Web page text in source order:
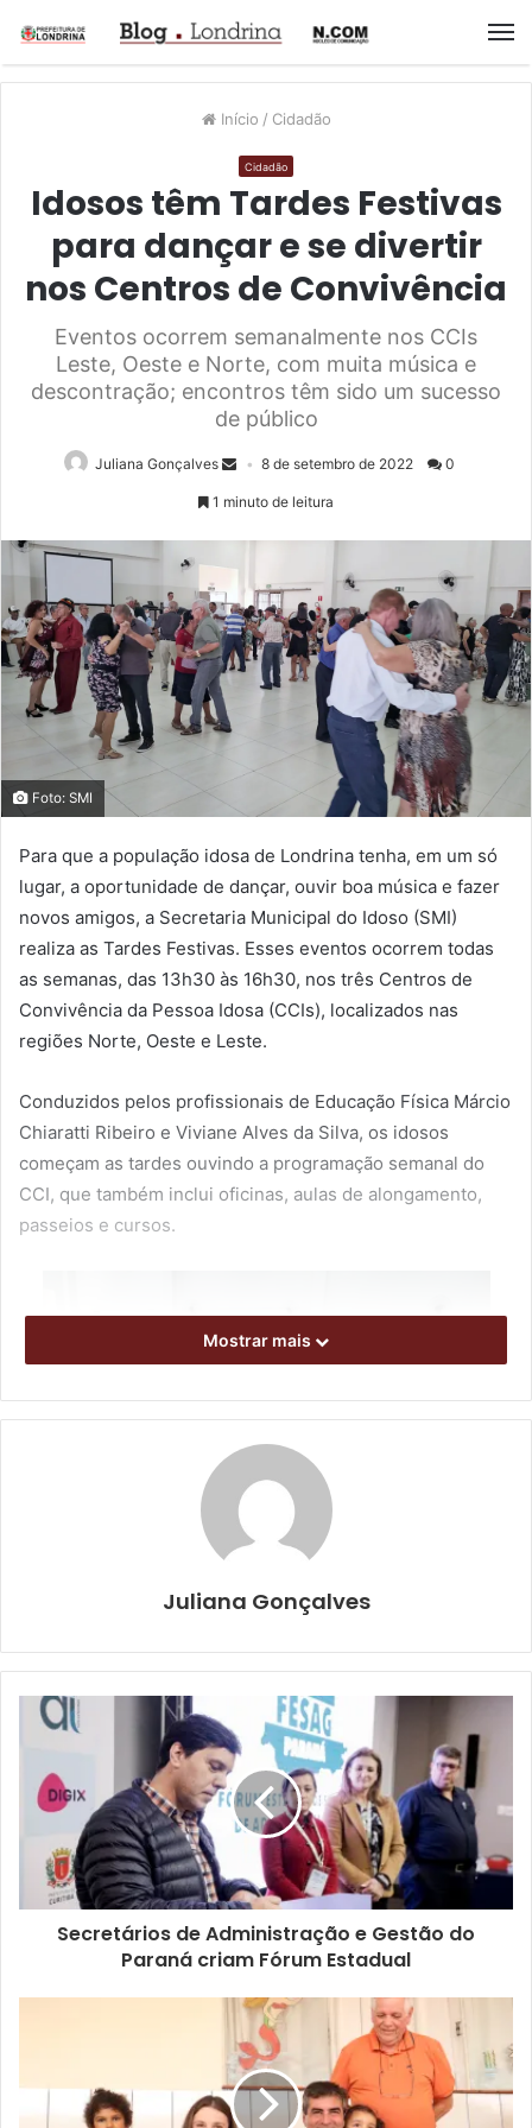
Início / Cidadão
Cidadão
Idosos têm Tardes Festivas
para dançar e se divertir
nos Centros de Convivência
Eventos ocorrem semanalmente nos CCIs
Leste, Oeste e Norte, com muita música e
descontração; encontros têm sido um sucesso
de público
Juliana Gonçalves 8 de setembro de 2022 0
1 minuto de leitura
Foto: SMI
Para que a população idosa de Londrina tenha, em um só
lugar, a oportunidade de dançar, ouvir boa música e fazer
novos amigos, a Secretaria Municipal do Idoso (SMI)
realiza as Tardes Festivas. Esses eventos ocorrem todas
as semanas, das 13h30 às 16h30, nos três Centros de
Convivência da Pessoa Idosa (CCIs), localizados nas
regiões Norte, Oeste e Leste.
Conduzidos pelos profissionais de Educação Física Márcio
Chiaratti Ribeiro e Viviane Alves da Silva, os idosos
começam as tardes ouvindo a programação semanal do
CCI, que também inclui oficinas, aulas de alongamento,
passeios e cursos.
seleção especial, feita de acordo com o gosto e as
sugestões dos próprios idosos. Os ritmos mais comuns
são o xote, sertanejo e o vanerão, mas há espaço para
outros formatos também. O importante é que ninguém
fique parado, e as duplas percorrem todo o salão do CCI,
até às 16h30.
A secretária municipal do Idoso, Andrea Ramondini,
acrescentou que muitos idosos passam a frequentar os
CCIs por meio das Tardes Festivas, já que a dança é uma
procuramos sempre oferecer esse momento de
descontração e diversão. Além de ter um espaço seguro
com a chance de fazer novas amizades, a dança é uma
prática que faz bem para a saúde física, então convidamos
Mostrar mais
Juliana Gonçalves
Secretários de Administração e Gestão do
Paraná criam Fórum Estadual